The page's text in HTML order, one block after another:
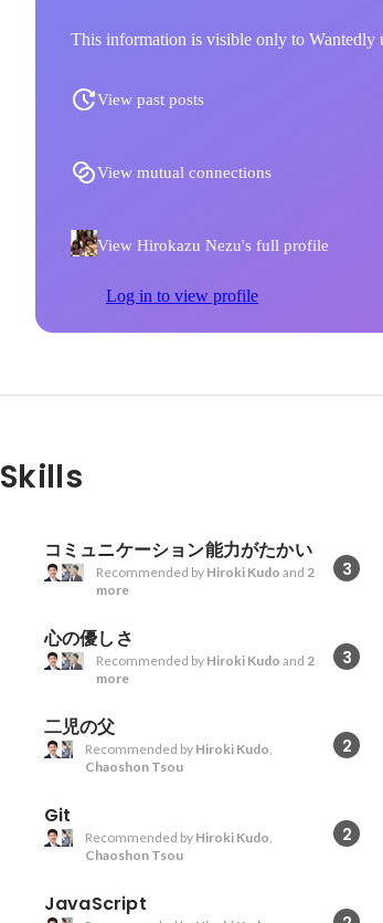
This information is visible only to Wantedly
View past posts
View mutual connections
View Hirokazu Nezu's full profile
Log in to view profile
Skills
コミュニケーション能力がたかい
3
Recommended by Hiroki Kudo and 2
more
心の優しさ
3
Recommended by Hiroki Kudo and 2
more
二児の父
2
Recommended by Hiroki Kudo,
Chaoshon Tsou
Git
2
Recommended by Hiroki Kudo,
Chaoshon Tsou
JavaScript